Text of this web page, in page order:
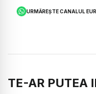
URMĂREȘTE CANALUL
TE-AR PUTEA